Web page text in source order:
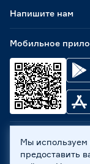
Мобильное
Напишите нам
ООО «Бауцентр
ул. А.Невского,
Мы используем
предоставить